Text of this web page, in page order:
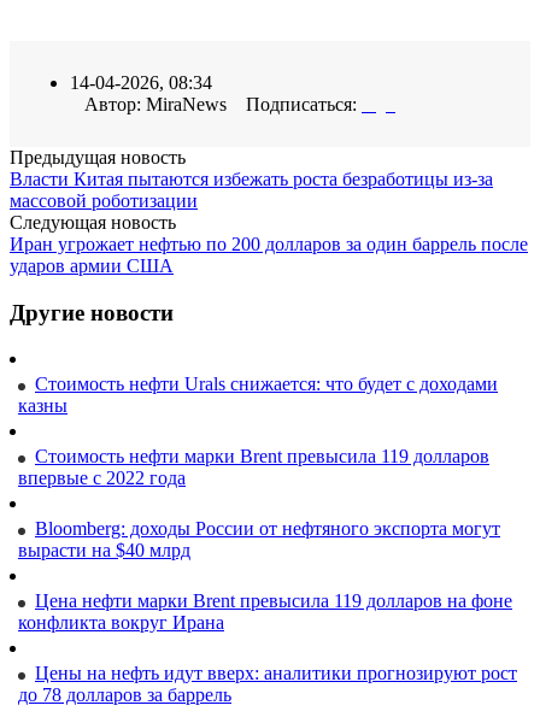
14-04-2026, 08:34
Автор: MiraNews Подписаться:
Предыдущая новость
Власти Китая пытаются избежать роста безработицы из-за
массовой роботизации
Следующая новость
Иран угрожает нефтью по 200 долларов за один баррель после
ударов армии США
Другие новости
Стоимость нефти Urals снижается: что будет с доходами
казны
Стоимость нефти марки Brent превысила 119 долларов
впервые с 2022 года
Bloomberg: доходы России от нефтяного экспорта могут
вырасти на $40 млрд
Цена нефти марки Brent превысила 119 долларов на фоне
конфликта вокруг Ирана
Цены на нефть идут вверх: аналитики прогнозируют рост
до 78 долларов за баррель